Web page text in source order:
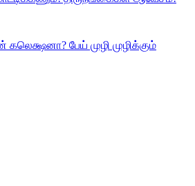
பேய் முழி முழிக்கும்